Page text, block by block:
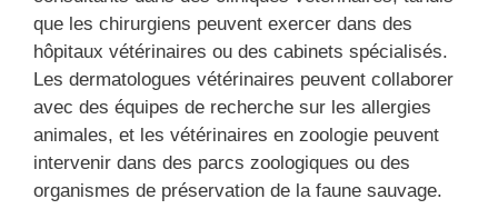
que les chirurgiens peuvent exercer dans des
hôpitaux vétérinaires ou des cabinets spécialisés.
Les dermatologues vétérinaires peuvent collaborer
avec des équipes de recherche sur les allergies
animales, et les vétérinaires en zoologie peuvent
intervenir dans des parcs zoologiques ou des
organismes de préservation de la faune sauvage.